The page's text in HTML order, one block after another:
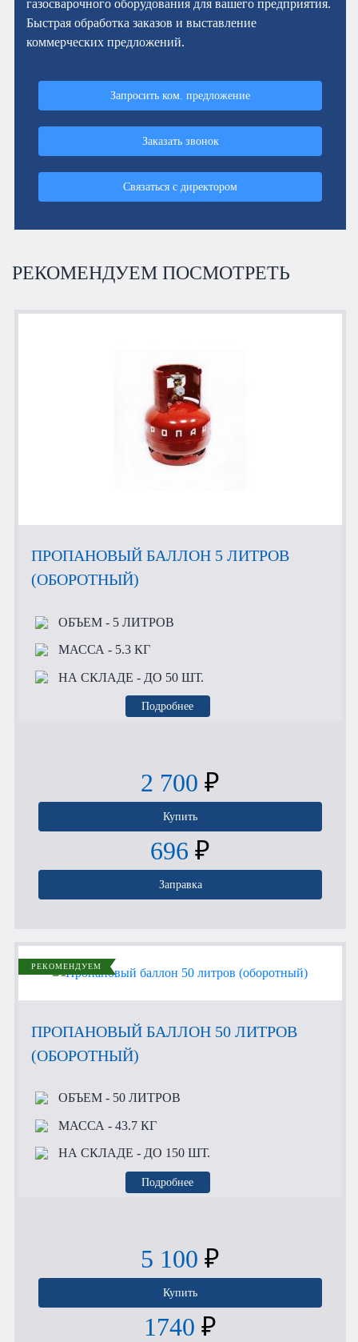
газосварочного оборудования для вашего предприятия.
Быстрая обработка заказов и выставление
коммерческих предложений.
Запросить ком. предложение
Заказать звонок
Связаться с директором
РЕКОМЕНДУЕМ ПОСМОТРЕТЬ
ПРОПАНОВЫЙ БАЛЛОН 5 ЛИТРОВ
(ОБОРОТНЫЙ)
ОБЪЕМ- 5 ЛИТРОВ
МАССА - 5.3 КГ
НА СКЛАДЕ - ДО 50 ШТ.
Подробнее
2 700 ₽
Купить
696 ₽
Заправка
РЕКОМЕНДУЕМ
ПРОПАНОВЫЙ БАЛЛОН 50 ЛИТРОВ
(ОБОРОТНЫЙ)
ОБЪЕМ- 50 ЛИТРОВ
МАССА - 43.7 КГ
НА СКЛАДЕ - ДО 150 ШТ.
Подробнее
5 100 ₽
Купить
1740 ₽